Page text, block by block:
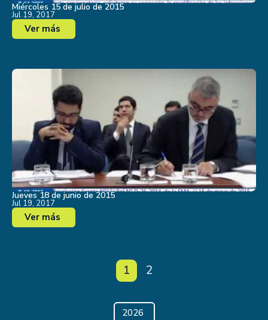
Miércoles 15 de julio de 2015
Jul 19, 2017
Ver más
Jueves 18 de junio de 2015
Jul 19, 2017
Ver más
1 2
2026